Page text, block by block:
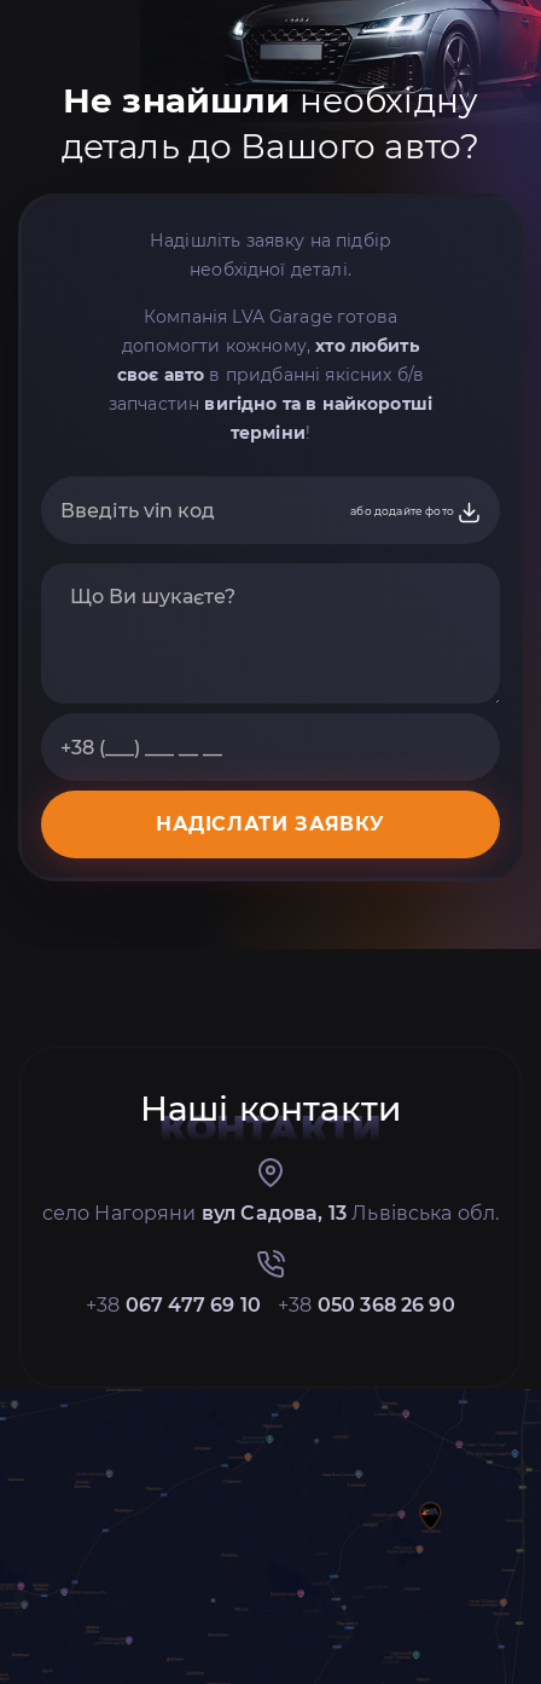
Не знайшлинеобхідну
деталь до Вашого авто?
Надішліть заявку на підбір
необхідної деталі.
Компанія LVA Garage готова
допомогти кожному,хто любить
своє авто в придбанні якісних б/в
запчастин вигідно та в найкоротші
терміни!
або додайте фото
НАДІСЛАТИ ЗАЯВКУ
Наші контакти
КОНТАКТИ
село Нагоряни вул Садова, 13 Львівська обл.
+38 067 477 69 10 +38 050 368 26 90